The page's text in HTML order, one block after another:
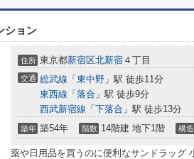
ション
住所 東京都新宿区北新宿 ４丁目
交通 総武線 「 東中野 」駅 徒歩11分
東西線 「 落合 」駅 徒歩9分
西武新宿線 「 下落合 」駅 徒歩13分
築年 築54年 階数 14階建 地下1階 構造
薬や日用品を買うのに便利なサンドラッグ